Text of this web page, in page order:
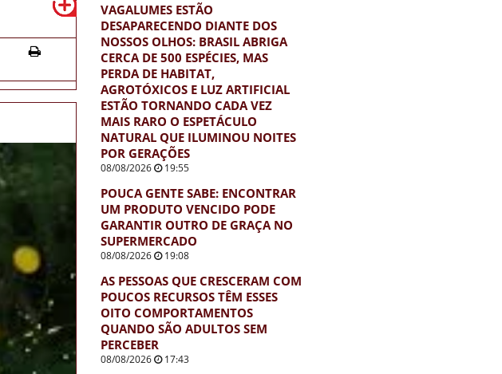
VAGALUMES ESTÃO
DESAPARECENDO DIANTE DOS
NOSSOS OLHOS: BRASIL ABRIGA
CERCA DE 500 ESPÉCIES, MAS
PERDA DE HABITAT,
AGROTÓXICOS E LUZ ARTIFICIAL
ESTÃO TORNANDO CADA VEZ
MAIS RARO O ESPETÁCULO
NATURAL QUE ILUMINOU NOITES
POR GERAÇÕES
08/08/2026 19:55
POUCA GENTE SABE: ENCONTRAR
UM PRODUTO VENCIDO PODE
GARANTIR OUTRO DE GRAÇA NO
SUPERMERCADO
08/08/2026 19:08
AS PESSOAS QUE CRESCERAM COM
POUCOS RECURSOS TÊM ESSES
OITO COMPORTAMENTOS
QUANDO SÃO ADULTOS SEM
PERCEBER
08/08/2026 17:43